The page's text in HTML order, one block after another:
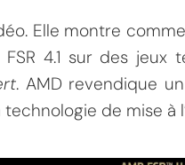
Elle montre
4.1 sur des jeux
. AMD revendique
de mise à